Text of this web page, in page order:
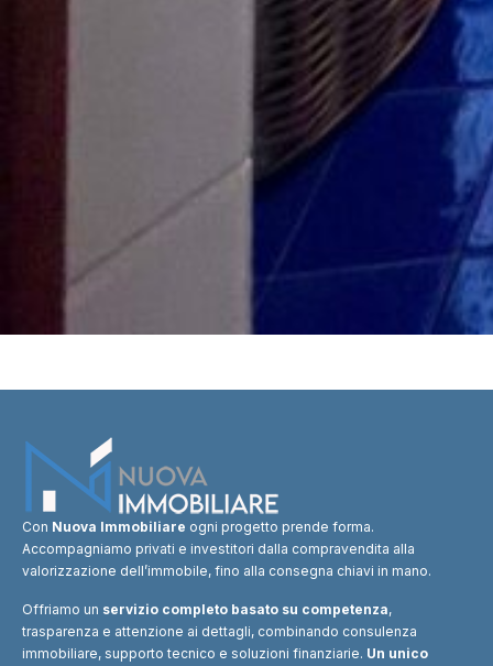
Con Nuova Immobiliare ogni progetto prende forma.
Accompagniamo privati e investitori dalla compravendita alla
valorizzazione dell’immobile, fino alla consegna chiavi in mano.
Offriamo un servizio completo basato su competenza,
trasparenza e attenzione ai dettagli, combinando consulenza
immobiliare, supporto tecnico e soluzioni finanziarie. Un unico